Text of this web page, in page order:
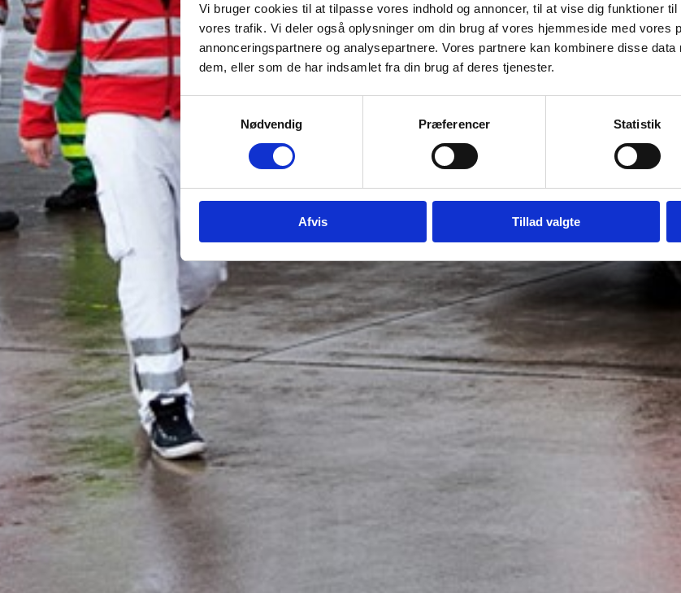
Vi bruger cookies til at tilpasse vores indhold og annoncer, til at vise dig funktioner
vores trafik. Vi deler også oplysninger om din brug af vores hjemmeside med vores
annonceringspartnere og analysepartnere. Vores partnere kan kombinere disse
dem, eller som de har indsamlet fra din brug af deres tjenester.
Samtykkevalg
Nødvendig
Præferencer Statistik
Afvis Tillad valgte